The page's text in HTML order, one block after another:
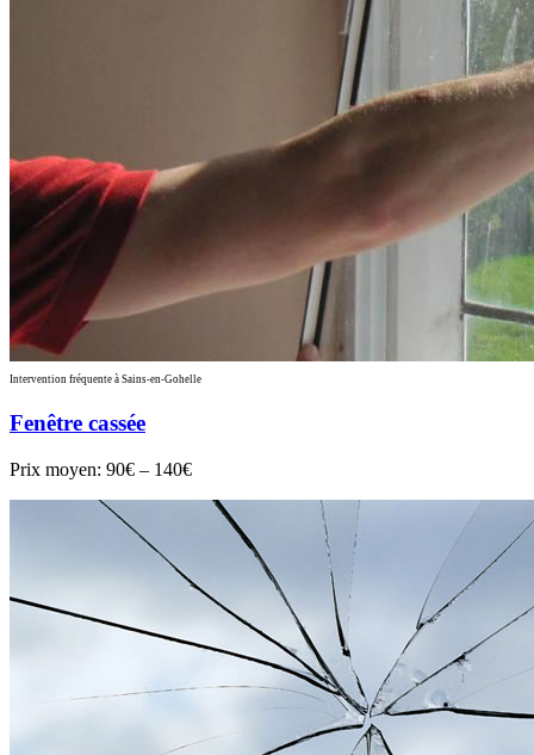
Intervention fréquente à Sains-en-Gohelle
Fenêtre cassée
Prix moyen: 90€ – 140€